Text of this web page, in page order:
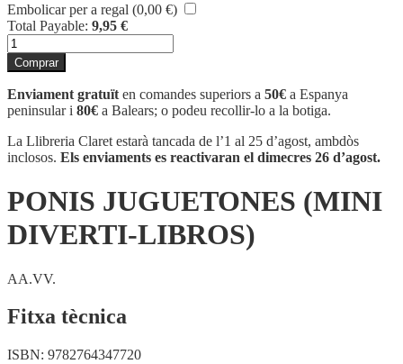
Embolicar per a regal (0,00 €)
Total Payable: 9,95 €
quantitat
de
PONIS
JUGUETONES
(MINI
DIVERTI-
LIBROS)
Comprar
Enviament gratuït en comandes superiors a 50€ a Espanya
peninsular i 80€ a Balears; o podeu recollir-lo a la botiga.
La Llibreria Claret estarà tancada de l’1 al 25 d’agost, ambdòs
inclosos. Els enviaments es reactivaran el dimecres 26 d’agost.
PONIS JUGUETONES (MINI
DIVERTI-LIBROS)
AA.VV.
Fitxa tècnica
ISBN: 9782764347720